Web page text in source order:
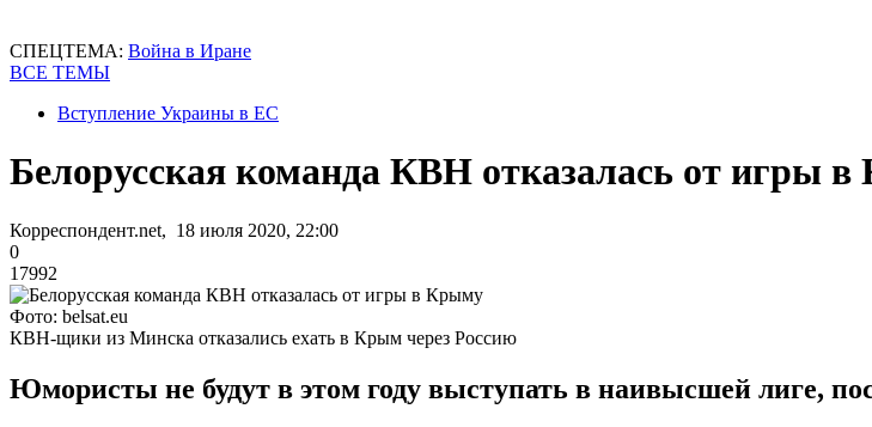
СПЕЦТЕМА: Война в Иране
ВСЕ ТЕМЫ
Вступление Украины в ЕС
Белорусская команда КВН отказалась от игры
Корреспондент.net, 18 июля 2020, 22:00
0
17992
Фото: belsat.eu
КВН-щики из Минска отказались ехать в Крым через Россию
Юмористы не будут в этом году выступать в наивысшей лиге,